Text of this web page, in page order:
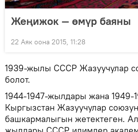
Жеңижок — өмүр баяны
22 Аяк оона 2015, 11:28
1939-жылы СССР Жазуучулар
болот.
1944-1947-жылдары жана
Кыргызстан Жазуучулар
башкармалыгын жетектеген.